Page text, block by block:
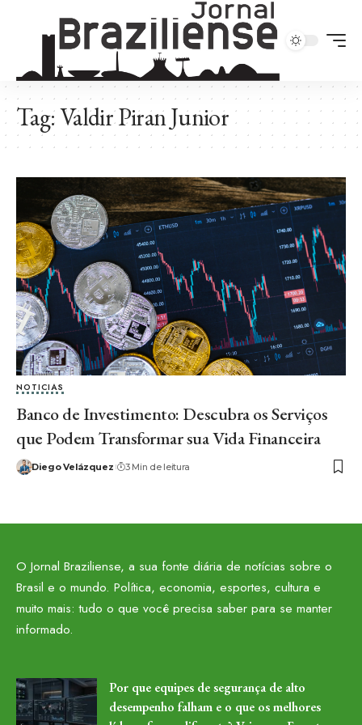
Tag:Valdir Piran Junior
NOTICIAS
Banco de Investimento: Descubra os Serviços
que Podem Transformar sua Vida Financeira
Diego Velázquez 3 Min de leitura
O Jornal Braziliense, a sua fonte diária de notícias sobre o
Brasil e o mundo. Política, economia, esportes, cultura e
muito mais: tudo o que você precisa saber para se manter
informado.
Por que equipes de segurança de alto
desempenho falham e o que os melhores